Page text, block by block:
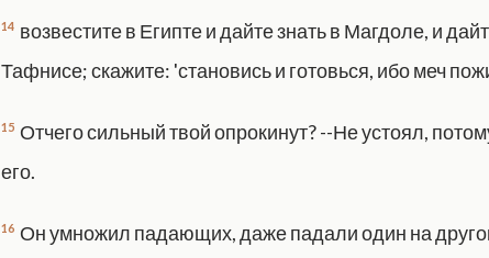
14 возвестите в Египте и дайте знать в Магдоле, и
Тафнисе; скажите: 'становись и готовься, ибо меч
15 Отчего сильный твой опрокинут? --Не устоял,
его.
16 Он умножил падающих, даже падали один на